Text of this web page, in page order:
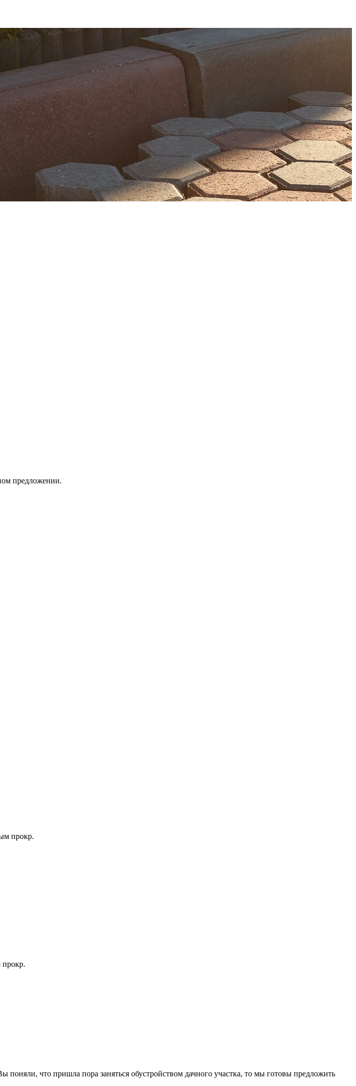
предложении.
прокр.
прокр.
что пришла пора заняться обустройством дачного участка, то мы готовы предложить